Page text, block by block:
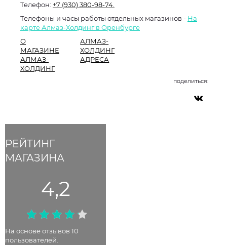
РЕЙТИНГ
МАГАЗИНА
4,2
На основе отзывов 10
пользователей.
Телефон: +7 (930) 380-98-74.
Телефоны и часы работы отдельных магазинов - На
карте Алмаз-Холдинг в Оренбурге
О
МАГАЗИНЕ
АЛМАЗ-
ХОЛДИНГ
АЛМАЗ-
ХОЛДИНГ
АДРЕСА
поделиться: